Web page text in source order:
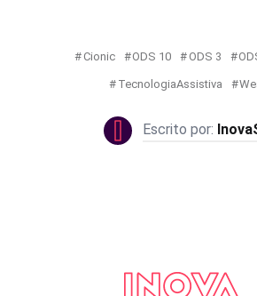
Cionic ODS 10 ODS 3
TecnologiaAssistiva